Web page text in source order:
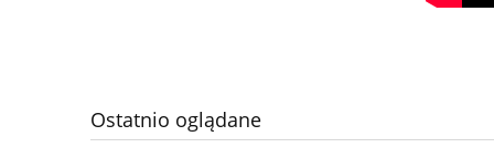
Ostatnio oglądane